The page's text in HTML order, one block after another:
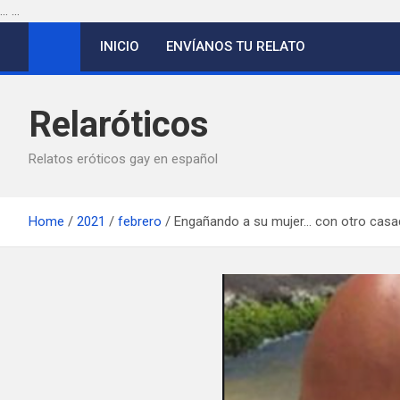
... ...
contenido
INICIO ENVÍANOS TU RELATO
Relaróticos
Relatos eróticos gay en español
Home 2021 febrero Engañando a su mujer… con otro